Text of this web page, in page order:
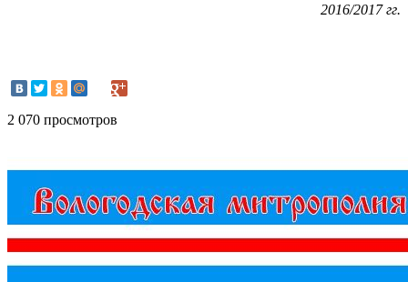
2016/2017 гг.
2 070 просмотров